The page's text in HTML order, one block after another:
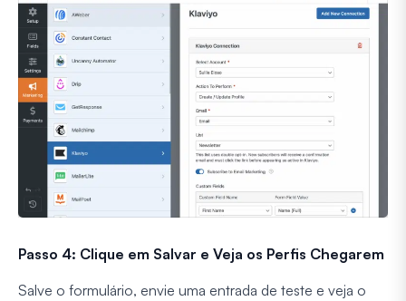
Passo 4: Clique em Salvar e Veja os Perfis Chegarem
Salve o formulário, envie uma entrada de teste e veja o